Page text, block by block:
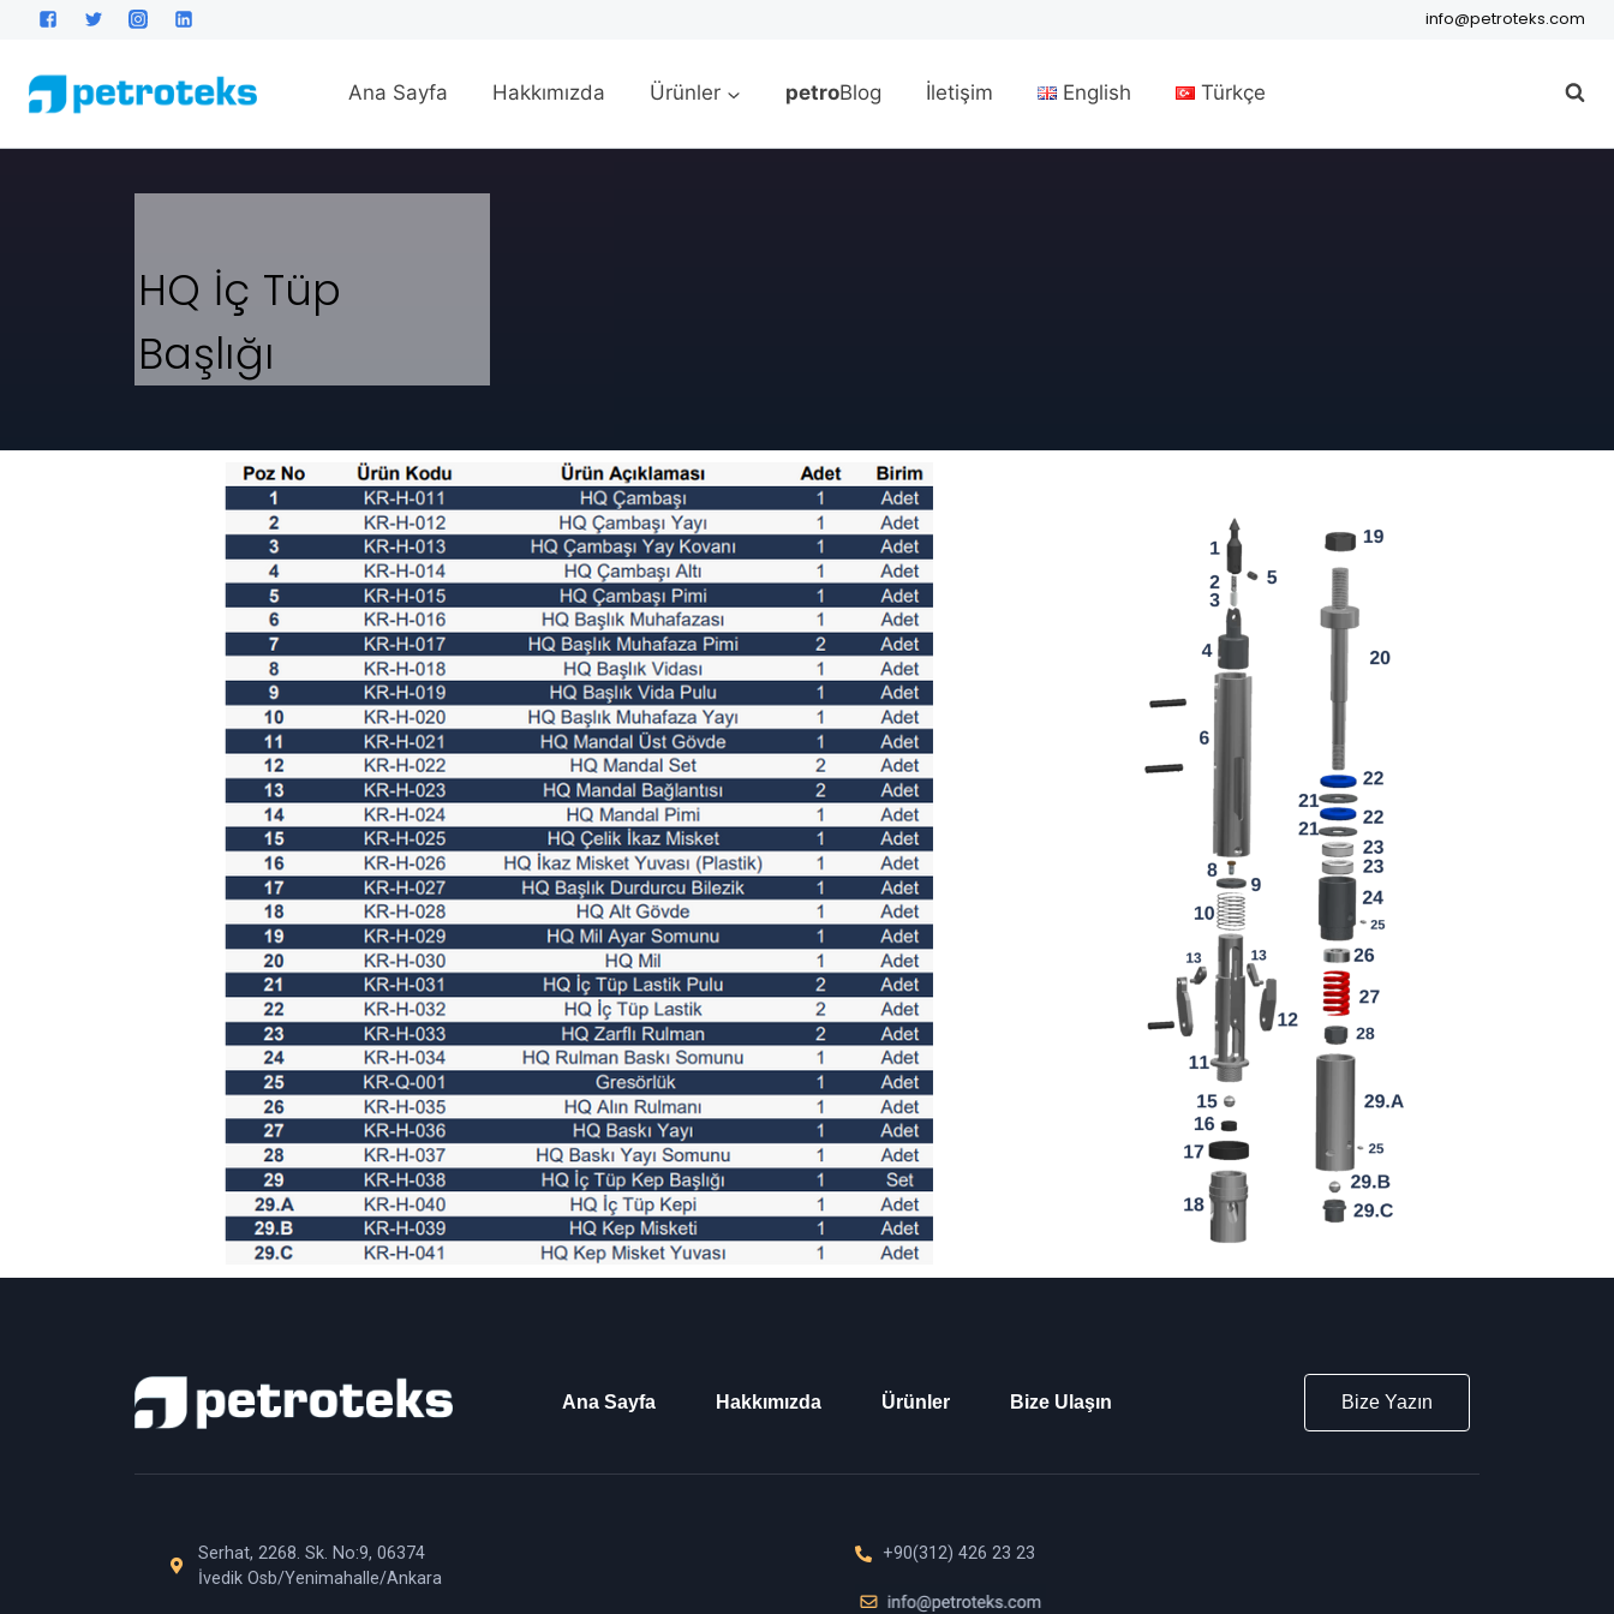
info@petroteks.com
Ana Sayfa Hakkımızda Ürünler petroBlog İletişim English Türkçe
HQ İç Tüp
Başlığı
Ana Sayfa Hakkımızda Ürünler Bize Ulaşın Bize Yazın
Serhat, 2268. Sk. No:9, 06374
İvedik Osb/Yenimahalle/Ankara
+90(312) 426 23 23